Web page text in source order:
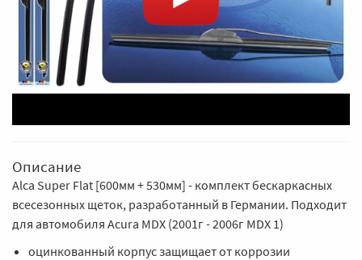
Описание
Alca Super Flat [600мм + 530мм] - комплект бескаркасных
всесезонных щеток, разработанный в Германии. Подходит
для автомобиля Acura MDX (2001г - 2006г MDX 1)
оцинкованный корпус защищает от коррозии